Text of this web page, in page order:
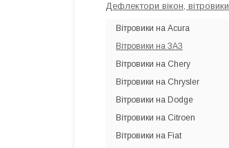
Дефлектори вікон, вітровики
Вітровики на Acura
Вітровики на ЗАЗ
Вітровики на Chery
Вітровики на Chrysler
Вітровики на Dodge
Вітровики на Citroen
Вітровики на Fiat